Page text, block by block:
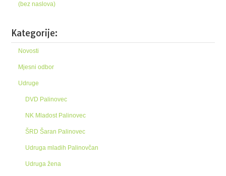
(bez naslova)
Kategorije:
Novosti
Mjesni odbor
Udruge
DVD Palinovec
NK Mladost Palinovec
ŠRD Šaran Palinovec
Udruga mladih Palinovčan
Udruga žena